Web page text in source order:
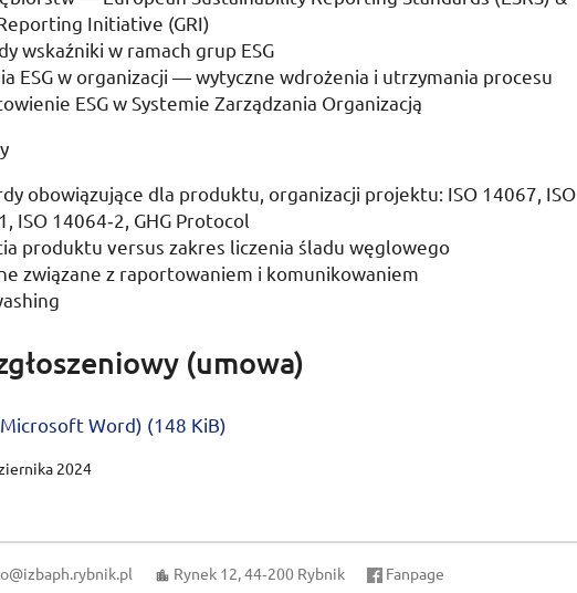
Initiative (GRI)
wskaźniki w ramach grup ESG
ESGw organizacji — wytyczne wdrożenia i utrzymania procesu
ESGw Systemie Zarządzania Organizacją
obowiązujące dla produktu, organizacji projektu: ISO 14067, ISO
ISO 14064‑2, GHG Protocol
produktu versus zakres liczenia śladu węglowego
związane z raportowaniem i komunikowaniem
(umowa)
Microsoft Word) (148 KiB)
2024
Rynek 12, 44‑200 Rybnik Fanpage